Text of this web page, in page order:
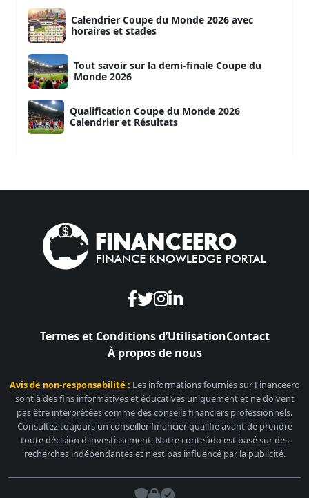
Calendrier Coupe du Monde 2026 avec
horaires et stades
Tout savoir sur la demi-finale Coupe du
Monde 2026
Qualification Coupe du Monde 2026
Calendrier et Résultats
Termes et Conditions d’UtilisationContact
À propos de nous
Avis de non-responsabilité : Les informations fournies sur Financeero
sont à des fins informatives et éducatives uniquement et ne doivent
pas être interprétées comme des conseils financiers professionnels.
Consultez toujours un conseiller financier qualifié avant de prendre
toute décision d'investissement. Notre conteúdo est basé sur des
recherches indépendantes et n'est pas influencé par la publicité.